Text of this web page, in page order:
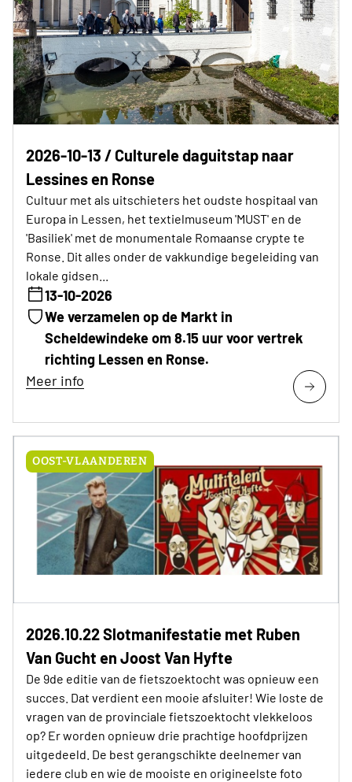
2026-10-13 / Culturele daguitstap naar
Lessines en Ronse
Cultuur met als uitschieters het oudste hospitaal van
Europa in Lessen, het textielmuseum 'MUST' en de
'Basiliek' met de monumentale Romaanse crypte te
Ronse. Dit alles onder de vakkundige begeleiding van
lokale gidsen...
13-10-2026
We verzamelen op de Markt in
Scheldewindeke om 8.15 uur voor vertrek
richting Lessen en Ronse.
Meer info
OOST-VLAANDEREN
2026.10.22 Slotmanifestatie met Ruben
Van Gucht en Joost Van Hyfte
De 9de editie van de fietszoektocht was opnieuw een
succes. Dat verdient een mooie afsluiter! Wie loste de
vragen van de provinciale fietszoektocht vlekkeloos
op? Er worden opnieuw drie prachtige hoofdprijzen
uitgedeeld. De best gerangschikte deelnemer van
iedere club en wie de mooiste en origineelste foto